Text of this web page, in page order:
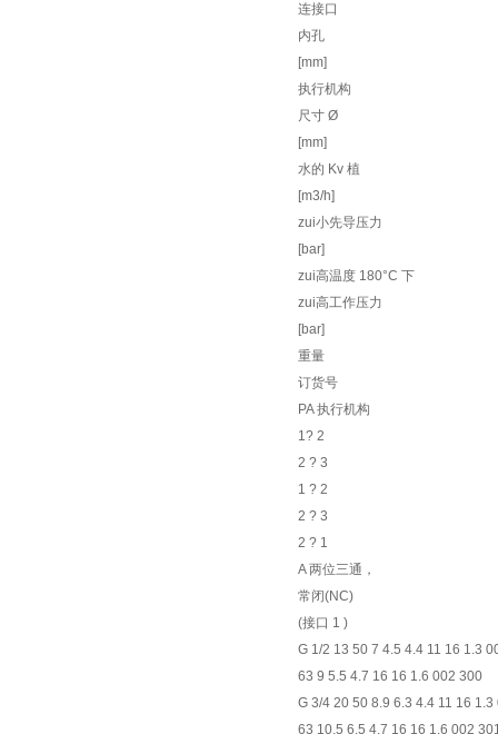
连接口
内孔
[mm]
执行机构
尺寸 Ø
[mm]
水的 Kv 植
[m3/h]
zui小先导压力
[bar]
zui高温度 180°C 下
zui高工作压力
[bar]
重量
订货号
PA 执行机构
1? 2
2 ? 3
1 ? 2
2 ? 3
2 ? 1
A 两位三通，
常闭(NC)
(接口 1 )
G 1/2 13 50 7 4.5 4.4 11 16 1.3
63 9 5.5 4.7 16 16 1.6 002 300
G 3/4 20 50 8.9 6.3 4.4 11 16
63 10.5 6.5 4.7 16 16 1.6 002